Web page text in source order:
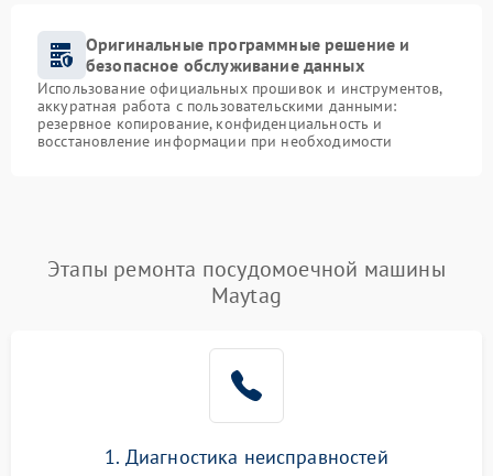
Оригинальные программные решение и
безопасное обслуживание данных
Использование официальных прошивок и инструментов,
аккуратная работа с пользовательскими данными:
резервное копирование, конфиденциальность и
восстановление информации при необходимости
Этапы ремонта посудомоечной машины
Maytag
1. Диагностика неисправностей